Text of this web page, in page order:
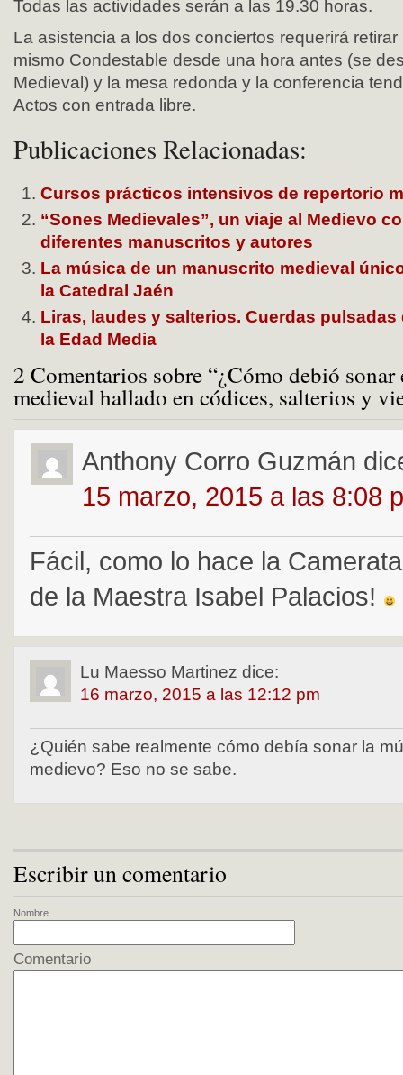
Todas las actividades serán a las 19.30 horas.
La asistencia a los dos conciertos requerirá
mismo Condestable desde una hora antes (se
Medieval) y la mesa redonda y la conferencia
Actos con entrada libre.
Publicaciones Relacionadas:
Cursos prácticos intensivos de repertorio
“Sones Medievales”, un viaje al Medievo
diferentes manuscritos y autores
La música de un manuscrito medieval
la Catedral Jaén
Liras, laudes y salterios. Cuerdas pulsadas
la Edad Media
2 Comentarios sobre “¿Cómo debió
medieval hallado en códices, salterios y
Anthony Corro Guzmán
15 marzo, 2015 a las 8:08
Fácil, como lo hace la
de la Maestra Isabel Palacios!
Lu Maesso Martinez dice:
16 marzo, 2015 a las 12:12 pm
¿Quién sabe realmente cómo debía sonar la
medievo? Eso no se sabe.
Escribir un comentario
Nombre
Comentario